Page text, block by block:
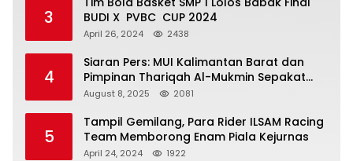
3
BUDI X PVBC CUP 2024
April 26, 2024 2438
4
Siaran Pers: MUI Kalimantan Barat dan
Pimpinan Thariqah Al-Mukmin Sepakat
Jaga Umat
August 8, 2025 2081
5
Tampil Gemilang, Para Rider ILSAM Racing
Team Memborong Enam Piala Kejurnas
April 24, 2024 1922